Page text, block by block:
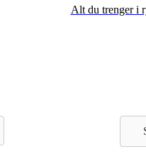
Alt du trenger i